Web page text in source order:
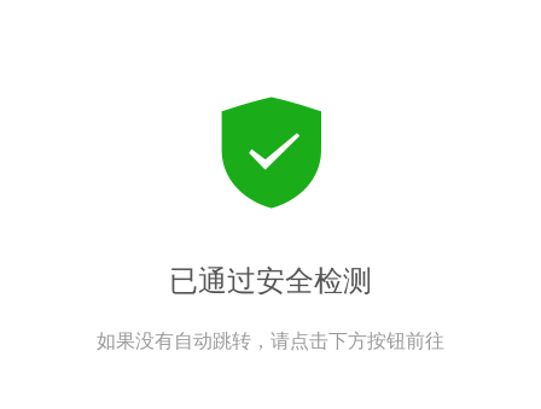
已通过安全检测
如果没有自动跳转，请点击下方按钮前往